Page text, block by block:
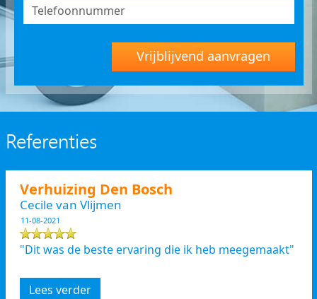
Vrijblijvend aanvragen
Referenties
Verhuizing Den Bosch
Cecile van Vlijmen
11-08-2021
"Dit was de beste ervaring die ik heb meegemaakt"
Lees verder